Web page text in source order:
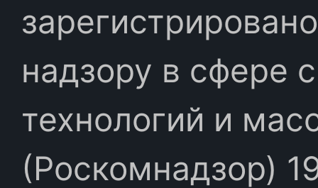
надзору в сфере
технологий и
(Роскомнадзор)